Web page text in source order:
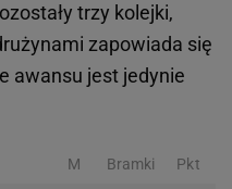
trzy kolejki,
zapowiada się
awansu jest jedynie
M Bramki Pkt